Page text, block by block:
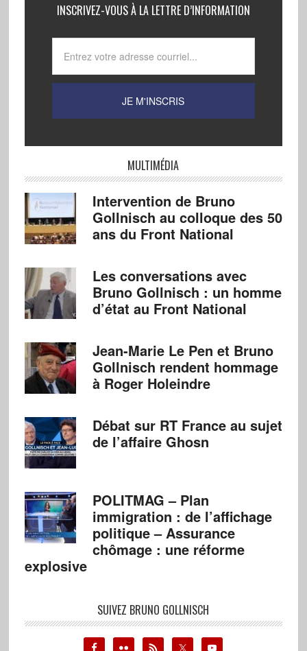
INSCRIVEZ-VOUS À LA LETTRE D’INFORMATION
MULTIMÉDIA
Intervention de Bruno
Gollnisch au colloque des 50
ans du Front National
Les conversations avec
Bruno Gollnisch : un homme
d’état au Front National
Jean-Marie Le Pen et Bruno
Gollnisch rendent hommage
à Roger Holeindre
Débat sur RT France au sujet
de l’affaire Ghosn
POLITMAG – Plan
immigration : de l’affichage
politique – Assurance
chômage : une réforme
explosive
SUIVEZ BRUNO GOLLNISCH